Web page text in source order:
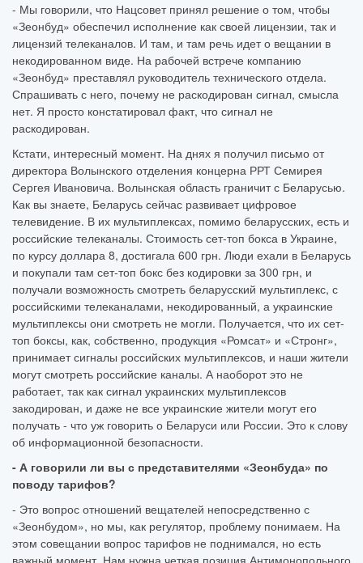
- Мы говорили, что Нацсовет принял решение о том, чтобы
«Зеонбуд» обеспечил исполнение как своей лицензии, так и
лицензий телеканалов. И там, и там речь идет о вещании в
некодированном виде. На рабочей встрече компанию
«Зеонбуд» преставлял руководитель технического отдела.
Спрашивать с него, почему не раскодирован сигнал, смысла
нет. Я просто констатировал факт, что сигнал не
раскодирован.
Кстати, интересный момент. На днях я получил письмо от
директора Волынского отделения концерна РРТ Семирея
Сергея Ивановича. Волынская область граничит с Беларусью.
Как вы знаете, Беларусь сейчас развивает цифровое
телевидение. В их мультиплексах, помимо беларусских, есть и
российские телеканалы. Стоимость сет-топ бокса в Украине,
по курсу доллара 8, достигала 600 грн. Люди ехали в Беларусь
и покупали там сет-топ бокс без кодировки за 300 грн, и
получали возможность смотреть беларусский мультиплекс, с
российскими телеканалами, некодированный, а украинские
мультиплексы они смотреть не могли. Получается, что их сет-
топ боксы, как, собственно, продукция «Ромсат» и «Стронг»,
принимает сигналы российских мультиплексов, и наши жители
могут смотреть российские каналы. А наоборот это не
работает, так как сигнал украинских мультиплексов
закодирован, и даже не все украинские жители могут его
получать - что уж говорить о Беларуси или России. Это к слову
об информационной безопасности.
- А говорили ли вы с представителями «Зеонбуда» по
поводу тарифов?
- Это вопрос отношений вещателей непосредственно с
«Зеонбудом», но мы, как регулятор, проблему понимаем. На
этом совещании вопрос тарифов не поднимался, но есть
важный момент. Нам нужна четкая позиция Антимонопольного